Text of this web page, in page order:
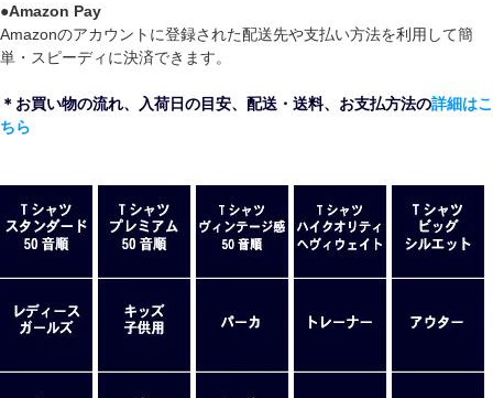
●Amazon Pay
Amazonのアカウントに登録された配送先や支払い方法を利用して簡
単・スピーディに決済できます。
＊お買い物の流れ、入荷日の目安、配送・送料、お支払方法の詳細はこ
ちら